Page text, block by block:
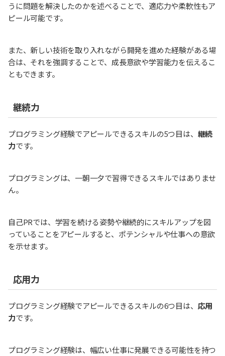
うに問題を解決したのかを述べることで、適応力や柔軟性もア
ピール可能です。
また、新しい技術を取り入れながら開発を進めた経験がある場
合は、それを強調することで、成長意欲や学習能力を伝えるこ
ともできます。
継続力
プログラミング経験でアピールできるスキルの5つ目は、 継続
力です。
プログラミングは、一朝一夕で習得できるスキルではありませ
ん。
自己PRでは、学習を続ける姿勢や継続的にスキルアップを図
っていることをアピールすると、ポテンシャルや仕事への意欲
を示せます。
応用力
プログラミング経験でアピールできるスキルの6つ目は、 応用
力です。
プログラミング経験は、幅広い仕事に発展できる可能性を持つ